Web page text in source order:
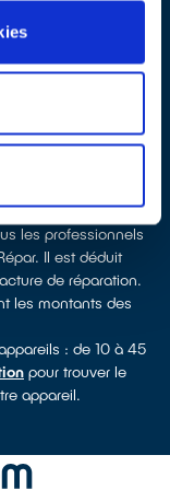
à Saint-Gervais-la-
de réparateurs
ce
sèche-linge, petit
électroportatif :
spécialisé et
Gervais-la-
les professionnels
Il est déduit
de réparation.
les montants des
: de 10 à 45
pour trouver le
appareil.